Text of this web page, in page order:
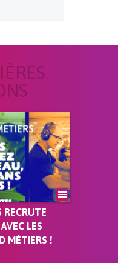
RECRUTE
LES
MÉTIERS !